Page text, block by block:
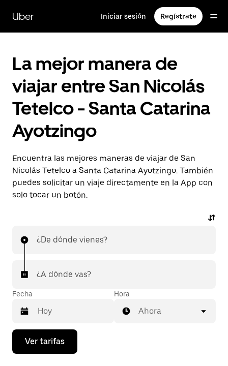
contenido
principal
Uber Iniciar sesión Regístrate
La mejor manera de
viajar entre San Nicolás
Tetelco - Santa Catarina
Ayotzingo
Encuentra las mejores maneras de viajar de San
Nicolás Tetelco a Santa Catarina Ayotzingo. También
puedes solicitar un viaje directamente en la App con
solo tocar un botón.
¿De dónde vienes?
¿A dónde vas?
Fecha
Presiona
flecha
Hora
Ahora
Ver tarifas